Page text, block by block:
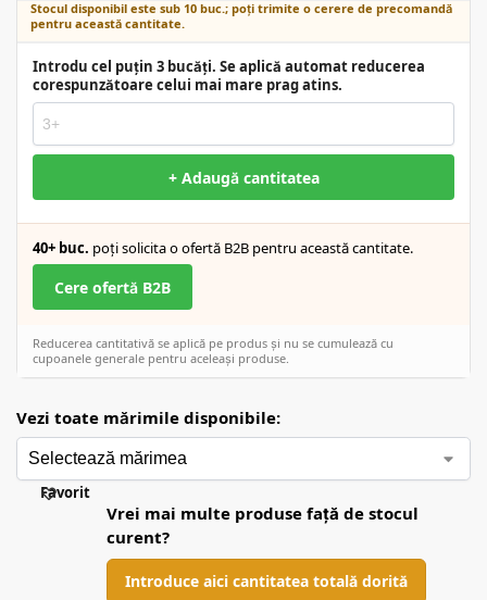
Stocul disponibil este sub 10 buc.; poți trimite o cerere de precomandă
pentru această cantitate.
Introdu cel puțin 3 bucăți. Se aplică automat reducerea
corespunzătoare celui mai mare prag atins.
+ Adaugă cantitatea
40+ buc. poți solicita o ofertă B2B pentru această cantitate.
Cere ofertă B2B
Reducerea cantitativă se aplică pe produs și nu se cumulează cu
cupoanele generale pentru aceleași produse.
Vezi toate mărimile disponibile:
Favorit
Vrei mai multe produse față de stocul
curent?
Introduce aici cantitatea totală dorită